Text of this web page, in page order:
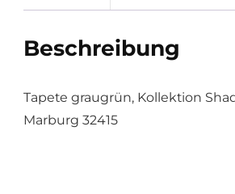
Beschreibung
Tapete graugrün, Kollektion
Marburg 32415